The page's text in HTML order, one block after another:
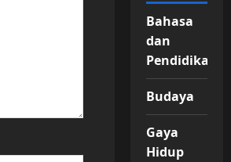
Bahasa
dan
Pendidikan
Budaya
Gaya
Hidup